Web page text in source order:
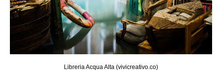
Libreria Acqua Alta (vivicreativo.co)